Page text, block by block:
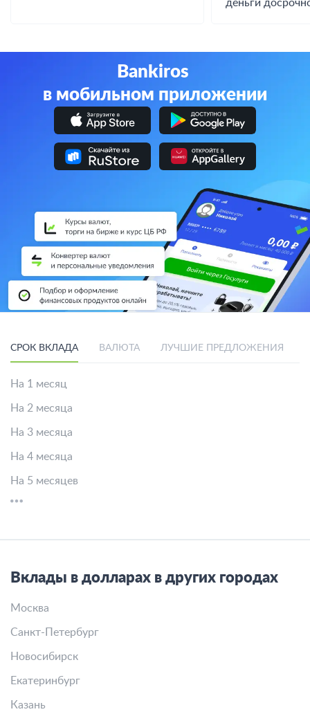
деньги
Bankiros
в мобильном приложении
СРОК ВКЛАДА ВАЛЮТА ЛУЧШИЕ ПРЕДЛОЖЕНИЯ
На 1 месяц
На 2 месяца
На 3 месяца
На 4 месяца
На 5 месяцев
Вклады в долларах в других городах
Москва
Санкт-Петербург
Новосибирск
Екатеринбург
Казань